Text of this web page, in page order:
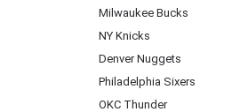
Milwaukee Bucks
NY Knicks
Denver Nuggets
Philadelphia Sixers
OKC Thunder